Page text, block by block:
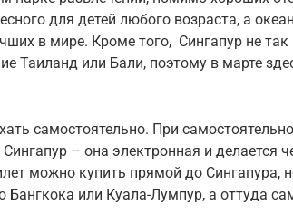
для детей любого возраста, а
в мире. Кроме того, Сингапур не так
Таиланд или Бали, поэтому в марте
самостоятельно. При
– она электронная и делается
можно купить прямой до Сингапура,
Бангкока или Куала-Лумпур, а оттуда